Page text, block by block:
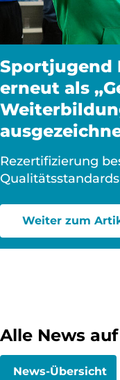
Sportjugend
erneut als
Rezertifizierung
Weiter zum
Alle News
News-Übersicht